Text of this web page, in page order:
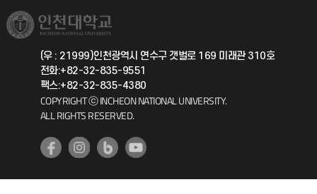
취업정보(학생)
총동문회
국제지원과
공자아카데미
기초교육원
공학교육혁신센터
(우 : 21999)인천광역시 연수구 갯벌로 169 미래관 310호
전화:+82-32-835-9551
팩스:+82-32-835-4380
COPYRIGHT ⓒ INCHEON NATIONAL UNIVERSITY.
ALL RIGHTS RESERVED.